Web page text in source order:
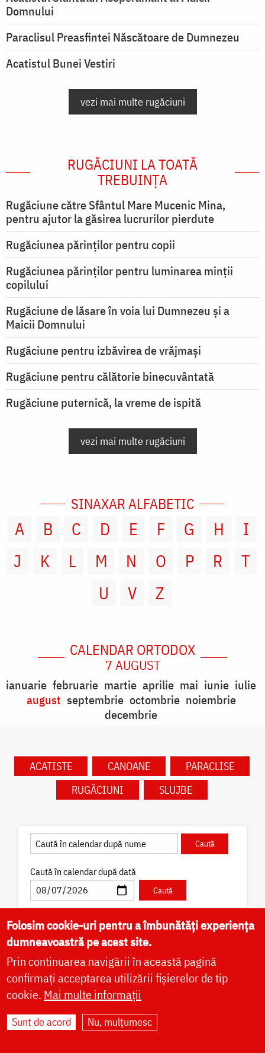
Domnului
Paraclisul Preasfintei Născătoare de Dumnezeu
Acatistul Bunei Vestiri
vezi mai multe rugăciuni
RUGĂCIUNI LA TOATĂ
TREBUINȚA
Rugăciune către Sfântul Mare Mucenic Mina,
pentru ajutor la găsirea lucrurilor pierdute
Rugăciunea părinților pentru copii
Rugăciunea părinților pentru luminarea minţii
copilului
Rugăciune de lăsare în voia lui Dumnezeu şi a
Maicii Domnului
Rugăciune pentru izbăvirea de vrăjmași
Rugăciune pentru călătorie binecuvântată
Rugăciune puternică, la vreme de ispită
vezi mai multe rugăciuni
SINAXAR ALFABETIC
A B C D E F G H
I
J
K L M N O P R
T
U
V Z
CALENDAR ORTODOX
7 AUGUST
ianuarie februarie martie aprilie mai iunie iulie
august septembrie octombrie noiembrie
decembrie
ACATISTE CANOANE
PARACLISE
RUGĂCIUNI
SLUJBE
Caută în calendar după dată
✝) Sfântul Cuvios Pafnutie –
Pârvu Zugravul
Sfântul Cuvios Pafnutie, vestit iconar cunoscut cu
numele de Pârvu „Mutul”, s-a născut în Câmpulung
Ioan Pârvescu...
Folosim cookie-uri pentru a îmbunătăți experiența
dumneavoastră pe acest site.
Prin continuarea navigării în această pagină
confirmați acceptarea utilizării fișierelor de tip
cookie. Mai multe informații
Sunt de acord Nu, mulțumesc